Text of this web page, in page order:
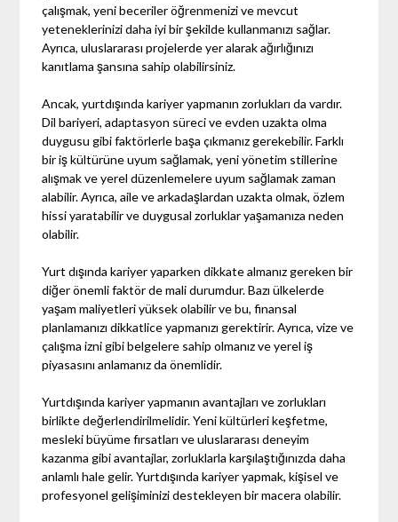
çalışmak, yeni beceriler öğrenmenizi ve mevcut
yeteneklerinizi daha iyi bir şekilde kullanmanızı sağlar.
Ayrıca, uluslararası projelerde yer alarak ağırlığınızı
kanıtlama şansına sahip olabilirsiniz.
Ancak, yurtdışında kariyer yapmanın zorlukları da vardır.
Dil bariyeri, adaptasyon süreci ve evden uzakta olma
duygusu gibi faktörlerle başa çıkmanız gerekebilir. Farklı
bir iş kültürüne uyum sağlamak, yeni yönetim stillerine
alışmak ve yerel düzenlemelere uyum sağlamak zaman
alabilir. Ayrıca, aile ve arkadaşlardan uzakta olmak, özlem
hissi yaratabilir ve duygusal zorluklar yaşamanıza neden
olabilir.
Yurt dışında kariyer yaparken dikkate almanız gereken bir
diğer önemli faktör de mali durumdur. Bazı ülkelerde
yaşam maliyetleri yüksek olabilir ve bu, finansal
planlamanızı dikkatlice yapmanızı gerektirir. Ayrıca, vize ve
çalışma izni gibi belgelere sahip olmanız ve yerel iş
piyasasını anlamanız da önemlidir.
Yurtdışında kariyer yapmanın avantajları ve zorlukları
birlikte değerlendirilmelidir. Yeni kültürleri keşfetme,
mesleki büyüme fırsatları ve uluslararası deneyim
kazanma gibi avantajlar, zorluklarla karşılaştığınızda daha
anlamlı hale gelir. Yurtdışında kariyer yapmak, kişisel ve
profesyonel gelişiminizi destekleyen bir macera olabilir.